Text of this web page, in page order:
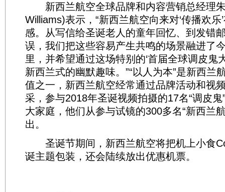
新西兰航空全球品牌和内容营销总经理朱
Williams)表示，“新西兰航空向来对‘传播欢乐
感。从写信给圣诞老人的童年回忆、到发错
误，我们把这些容易产生共鸣的场景融进了
里，并希望通过这场特别的‘首届全球调皮鬼
新西兰式的幽默趣味。”“以人为本”是新西兰
值之一，新西兰航空经常通过品牌活动和视
采，参与2018年圣诞视频拍摄的17名“调皮
大家庭，他们从参与试镜的300多名“新西兰
出。
圣诞节期间，新西兰航空将把机上小食
诞主题包装，还会陆续放出优惠机票。